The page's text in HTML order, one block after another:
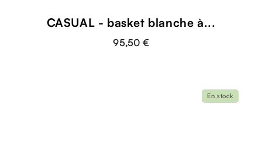
CASUAL - basket blanche à...
95,50 €
En stock